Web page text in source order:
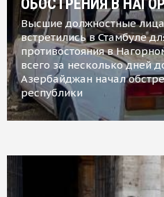
ОБОСТРЕНИЯ В
Высшие должностные
встретились в Стамбуле
противостояния в
всего за несколько дней
Азербайджан начал
республики